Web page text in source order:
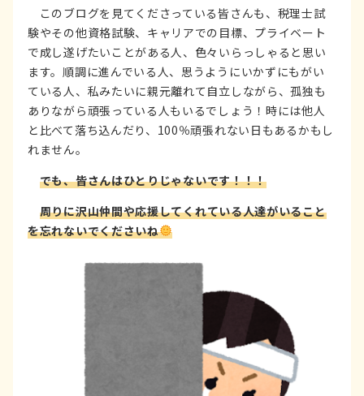
このブログを見てくださっている皆さんも、税理士試
験やその他資格試験、キャリアでの目標、プライベート
で成し遂げたいことがある人、色々いらっしゃると思い
ます。順調に進んでいる人、思うようにいかずにもがい
ている人、私みたいに親元離れて自立しながら、孤独も
ありながら頑張っている人もいるでしょう！時には他人
と比べて落ち込んだり、100％頑張れない日もあるかもし
れません。
でも、皆さんはひとりじゃないです！！！
周りに沢山仲間や応援してくれている人達がいること
を忘れないでくださいね